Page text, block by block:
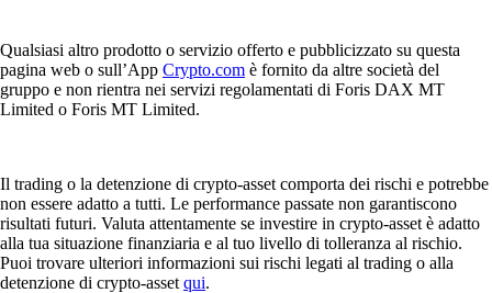
Qualsiasi altro prodotto o servizio offerto e pubblicizzato su questa
pagina web o sull’App Crypto.com è fornito da altre società del
gruppo e non rientra nei servizi regolamentati di Foris DAX MT
Limited o Foris MT Limited.
Il trading o la detenzione di crypto-asset comporta dei rischi e potrebbe
non essere adatto a tutti. Le performance passate non garantiscono
risultati futuri. Valuta attentamente se investire in crypto-asset è adatto
alla tua situazione finanziaria e al tuo livello di tolleranza al rischio.
Puoi trovare ulteriori informazioni sui rischi legati al trading o alla
detenzione di crypto-asset qui.